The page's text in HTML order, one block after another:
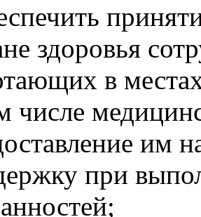
здоровья
в
числе
им
при